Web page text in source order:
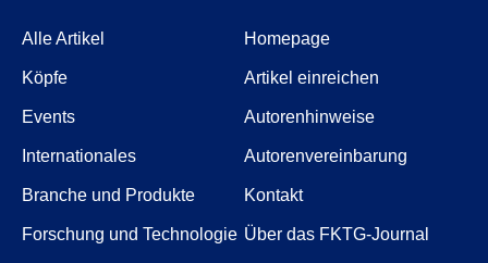
Alle Artikel
Köpfe
Events
Internationales
Branche und Produkte
Forschung und Technologie
Homepage
Artikel einreichen
Autorenhinweise
Autorenvereinbarung
Kontakt
Über das FKTG-Journal